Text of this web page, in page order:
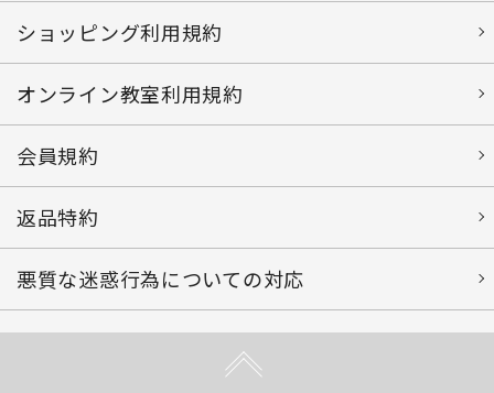
ショッピング利用規約
オンライン教室利用規約
会員規約
返品特約
悪質な迷惑行為についての対応